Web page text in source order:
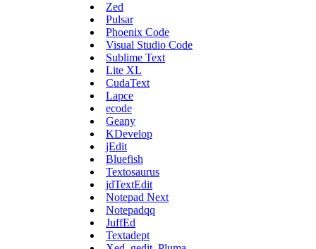
Zed
Pulsar
Phoenix Code
Visual Studio Code
Sublime Text
Lite XL
CudaText
Lapce
ecode
Geany
KDevelop
jEdit
Bluefish
Textosaurus
jdTextEdit
Notepad Next
Notepadqq
JuffEd
Textadept